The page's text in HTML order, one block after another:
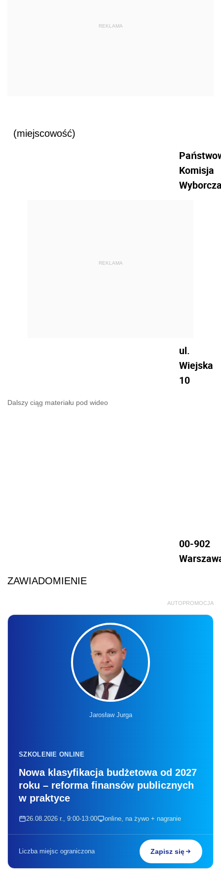
REKLAMA
(miejscowość)
Komisja
REKLAMA
ul.
Wiejska
10
Dalszy ciąg materiału pod wideo
00-902
ZAWIADOMIENIE
AUTOPROMOCJA
Jarosław Jurga
SZKOLENIE ONLINE
Nowa klasyfikacja budżetowa od 2027
roku – reforma finansów publicznych
w praktyce
26.08.2026 r., 9:00-13:00 online, na żywo + nagranie
Liczba miejsc ograniczona Zapisz się